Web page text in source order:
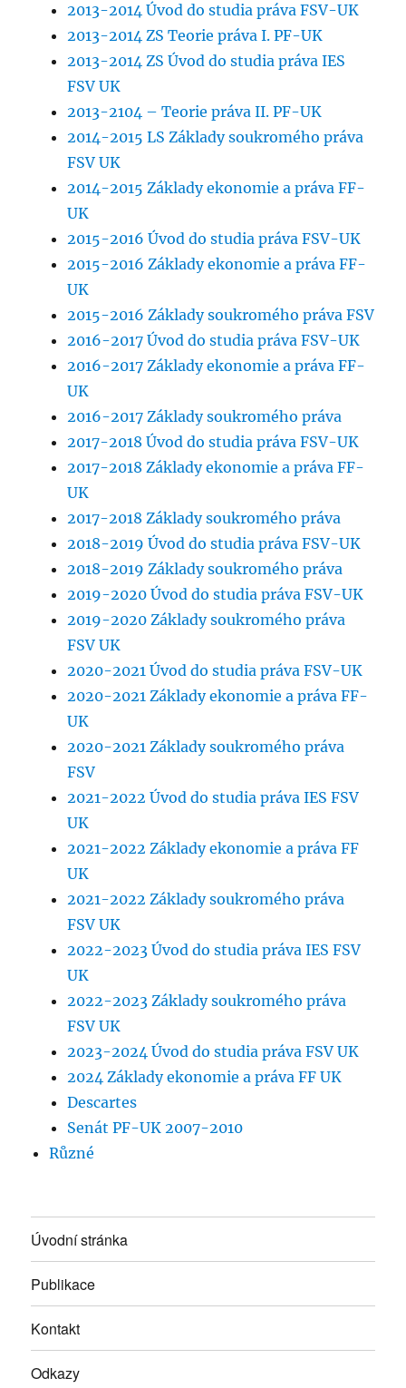
2013-2014 Úvod do studia práva FSV-UK
2013-2014 ZS Teorie práva I. PF-UK
2013-2014 ZS Úvod do studia práva IES
FSV UK
2013-2104 – Teorie práva II. PF-UK
2014-2015 LS Základy soukromého práva
FSV UK
2014-2015 Základy ekonomie a práva FF-
UK
2015-2016 Úvod do studia práva FSV-UK
2015-2016 Základy ekonomie a práva FF-
UK
2015-2016 Základy soukromého práva FSV
2016-2017 Úvod do studia práva FSV-UK
2016-2017 Základy ekonomie a práva FF-
UK
2016-2017 Základy soukromého práva
2017-2018 Úvod do studia práva FSV-UK
2017-2018 Základy ekonomie a práva FF-
UK
2017-2018 Základy soukromého práva
2018-2019 Úvod do studia práva FSV-UK
2018-2019 Základy soukromého práva
2019-2020 Úvod do studia práva FSV-UK
2019-2020 Základy soukromého práva
FSV UK
2020-2021 Úvod do studia práva FSV-UK
2020-2021 Základy ekonomie a práva FF-
UK
2020-2021 Základy soukromého práva
FSV
2021-2022 Úvod do studia práva IES FSV
UK
2021-2022 Základy ekonomie a práva FF
UK
2021-2022 Základy soukromého práva
FSV UK
2022-2023 Úvod do studia práva IES FSV
UK
2022-2023 Základy soukromého práva
FSV UK
2023-2024 Úvod do studia práva FSV UK
2024 Základy ekonomie a práva FF UK
Descartes
Senát PF-UK 2007-2010
Různé
Úvodní stránka
Publikace
Kontakt
Odkazy